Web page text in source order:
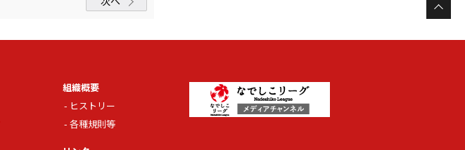
組織概要
ヒストリー
各種規則等